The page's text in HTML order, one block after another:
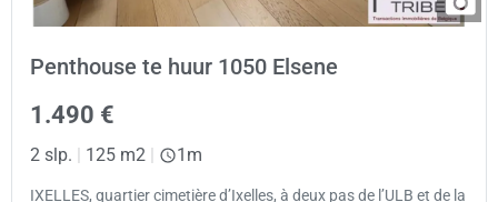
Penthouse te huur 1050 Elsene
1.490 €
2 slp. | 125 m2 | 1m
IXELLES, quartier cimetière d’Ixelles, à deux pas de l’ULB et de la